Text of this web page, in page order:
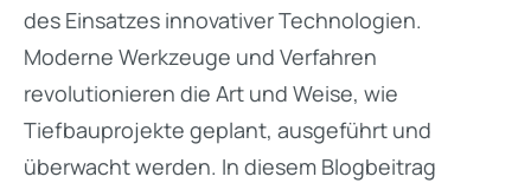
des Einsatzes innovativer Technologien.
Moderne Werkzeuge und Verfahren
revolutionieren die Art und Weise, wie
Tiefbauprojekte geplant, ausgeführt und
überwacht werden. In diesem Blogbeitrag